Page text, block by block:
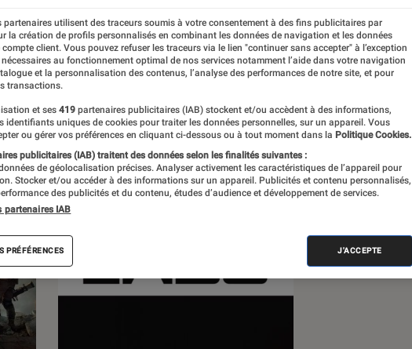
partenaires utilisent des traceurs soumis à votre consentement à des fins publicitaires par
la création de profils personnalisés en combinant les données de navigation et les données
client. Vous pouvez refuser les traceurs via le lien "continuer sans accepter" à l’exception
au fonctionnement optimal de nos services notamment l’aide dans votre navigation
et la personnalisation des contenus, l’analyse des performances de notre site, et pour
transactions.
et ses 419 partenaires publicitaires (IAB) stockent et/ou accèdent à des informations,
identifiants uniques de cookies pour traiter les données personnelles, sur un appareil. Vous
ou gérer vos préférences en cliquant ci-dessous ou à tout moment dans la Politique Cookies.
publicitaires (IAB) traitent des données selon les finalités suivantes :
de géolocalisation précises. Analyser activement les caractéristiques de l’appareil pour
Stocker et/ou accéder à des informations sur un appareil. Publicités et contenu personnalisés,
des publicités et du contenu, études d’audience et développement de services.
partenaires IAB
PRÉFÉRENCES J'ACCEPTE